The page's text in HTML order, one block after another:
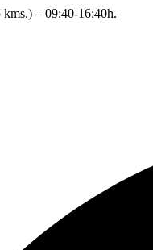
kms.) – 09:40-16:40h.